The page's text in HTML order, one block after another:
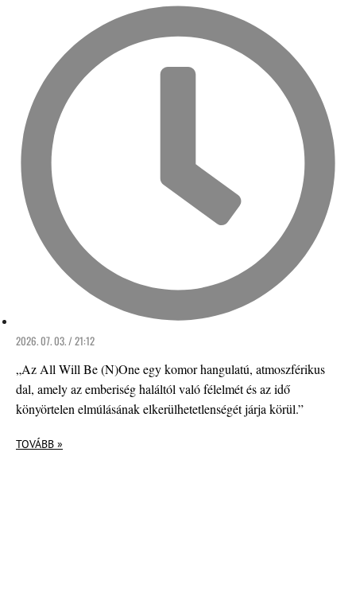
2026. 07. 03. / 21:12
„Az All Will Be (N)One egy komor hangulatú, atmoszférikus
dal, amely az emberiség haláltól való félelmét és az idő
könyörtelen elmúlásának elkerülhetetlenségét járja körül.”
TOVÁBB »